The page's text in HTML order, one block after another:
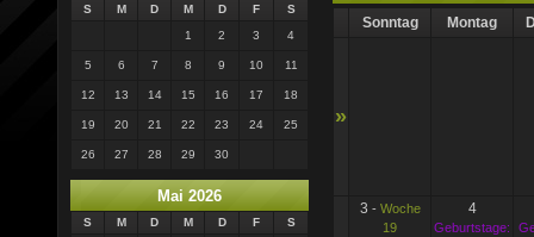
S M D M D F
S
1
2 3 4
5 6 7 8 9 10 11
12 13 14 15 16 17 18
19 20 21 22 23 24 25
26 27 28 29 30
Mai 2026
S M D M D F
S
Sonntag Montag
»
3 - Woche
19
4
Geburtstage: